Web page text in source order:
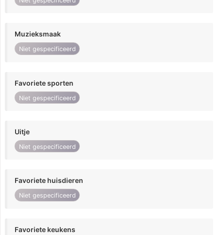
Muzieksmaak
Niet gespecificeerd
Favoriete sporten
Niet gespecificeerd
Uitje
Niet gespecificeerd
Favoriete huisdieren
Niet gespecificeerd
Favoriete keukens